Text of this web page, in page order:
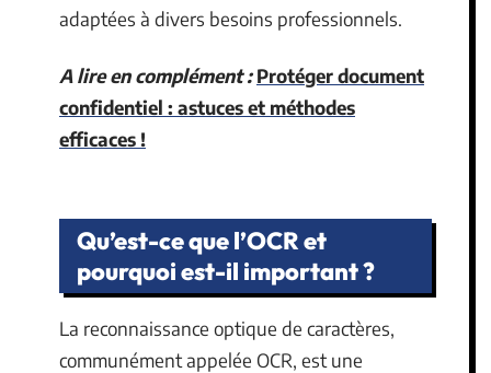
adaptées à divers besoins professionnels.
A lire en complément : Protéger document
confidentiel : astuces et méthodes
efficaces !
Qu’est-ce que l’OCR et
pourquoi est-il important ?
La reconnaissance optique de caractères,
communément appelée OCR, est une